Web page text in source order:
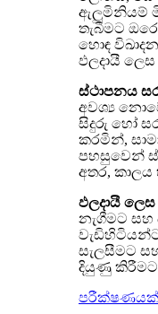
ඇලුමිනියම්
තැබීමට
හොඳ
ඵලදායී
ස්ථාපනය
අවශ්‍ය
සිදුරු හෝ
කරමින්,
පහසුවෙන්
අතර, කාලය
ඵලදායී
නැගීමට සහ
සැලසීමට
දියුණු
පරීක්ෂණයක්